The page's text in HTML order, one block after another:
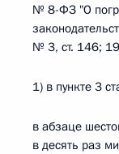
№ 8-ФЗ "О
№ 3, ст. 146;
1) в пункте 3
в абзаце
в десять раз